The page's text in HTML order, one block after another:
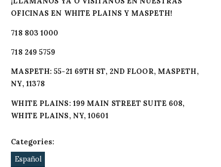
OFICINAS EN WHITE PLAINS Y MASPETH!
718 803 1000
718 249 5759
MASPETH: 55-21 69TH ST, 2ND FLOOR, MASPETH,
NY, 11378
WHITE PLAINS: 199 MAIN STREET SUITE 608,
WHITE PLAINS, NY, 10601
Categories:
Español